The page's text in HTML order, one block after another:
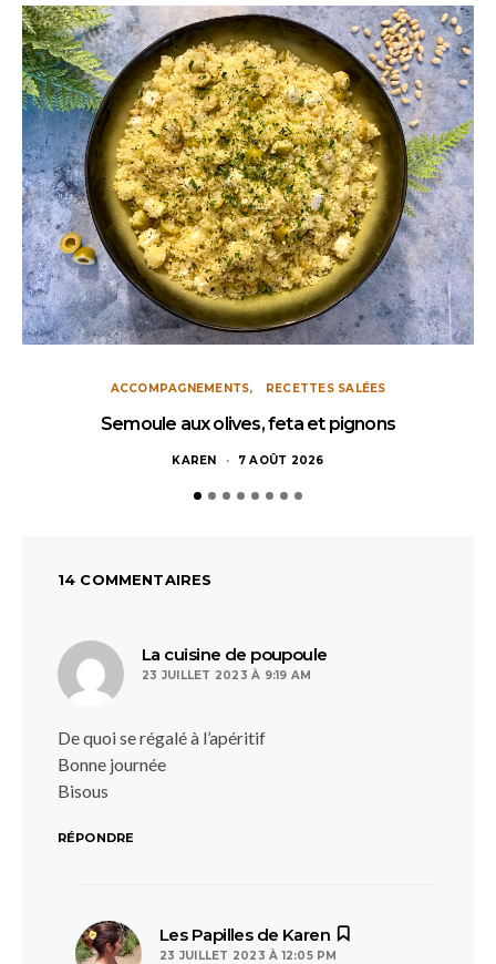
ACCOMPAGNEMENTS RECETTES SALÉES
Semoule aux olives, feta et pignons
KAREN 7 AOÛT 2026
14 COMMENTAIRES
La cuisine de poupoule
23 JUILLET 2023 À 9:19 AM
De quoi se régalé à l’apéritif
Bonne journée
Bisous
RÉPONDRE
Les Papilles de Karen
23 JUILLET 2023 À 12:05 PM